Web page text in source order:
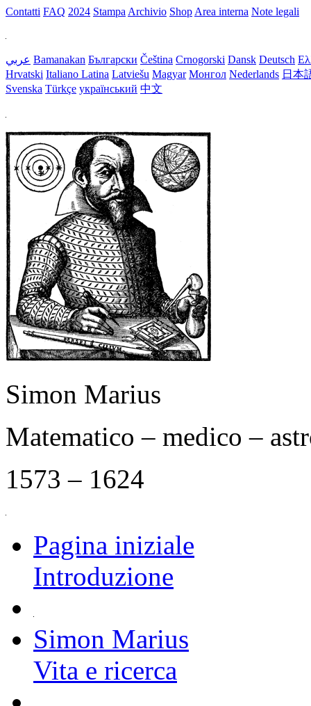
Contatti FAQ 2024 Stampa Archivio Shop Area interna Note legali
عربي Bamanakan Български Čeština Crnogorski Dansk Deutsch
Hrvatski Italiano Latina Latviešu Magyar Монгол Nederlands 日本
Svenska Türkçe український 中文
Simon Marius
Matematico – medico –
1573 – 1624
Pagina iniziale
Introduzione
Simon Marius
Vita e ricerca